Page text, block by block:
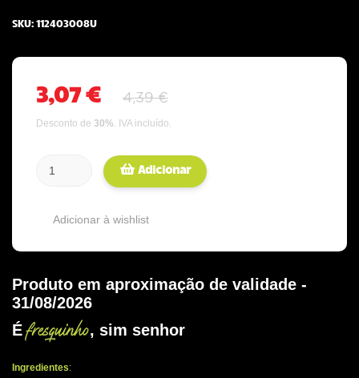
SKU: 112403008U
3,07 € 4,39 €
Desconto de 30% IVA incluído.
Adicionar
Adicionar à wishlist
Produto em aproximação de validade -
31/08/2026
Éfresquinho, sim senhor
Ingredientes: